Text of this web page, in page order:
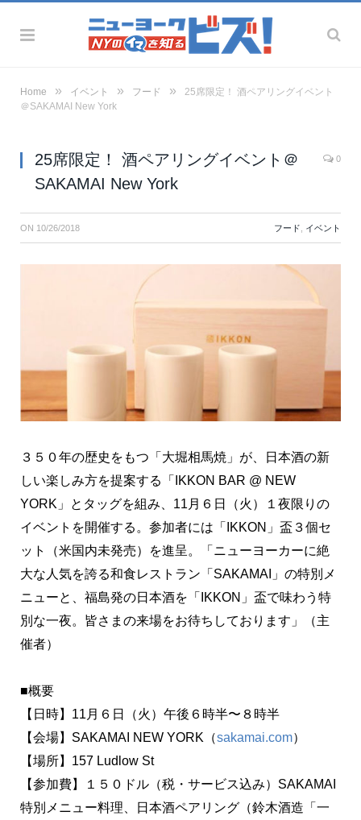
Home » イベント » フード »
25席限定！ 酒ペアリングイベント
＠SAKAMAI New York
25席限定！ 酒ペアリングイベント＠
SAKAMAI New York
0
ON 10/26/2018 フード イベント
３５０年の歴史をもつ「大堀相馬焼」が、日本酒の新
しい楽しみ方を提案する「IKKON BAR @ NEW
YORK」とタッグを組み、11月６日（火）１夜限りの
イベントを開催する。参加者には「IKKON」盃３個セ
ット（米国内未発売）を進呈。「ニューヨーカーに絶
大な人気を誇る和食レストラン「SAKAMAI」の特別メ
ニューと、福島発の日本酒を「IKKON」盃で味わう特
別な一夜。皆さまの来場をお待ちしております」（主
催者）
■概要
【日時】11月６日（火）午後６時半〜８時半
【会場】SAKAMAI NEW YORK（sakamai.com）
【場所】157 Ludlow St
【参加費】１５０ドル（税・サービス込み）SAKAMAI
特別メニュー料理、日本酒ペアリング（鈴木酒造「一